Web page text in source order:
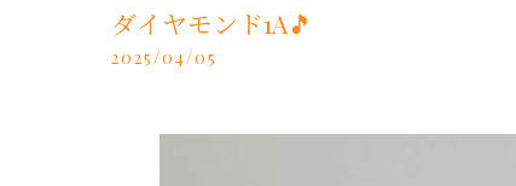
ダイヤモンド1A🎵
2025/04/05